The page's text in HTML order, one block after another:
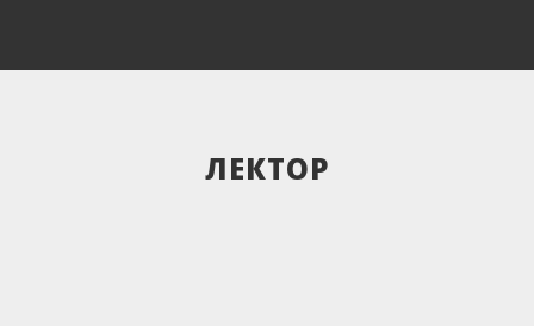
ЛЕКТОР